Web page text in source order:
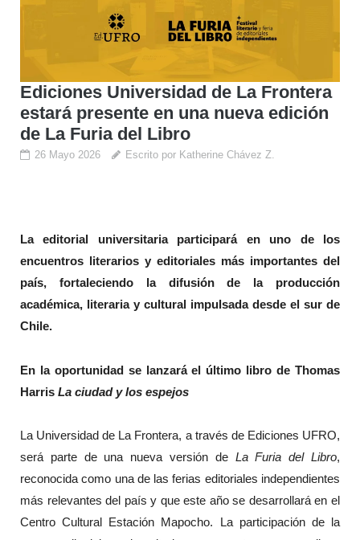
Ediciones Universidad de La Frontera
estará presente en una nueva edición
de La Furia del Libro
26 Mayo 2026 Escrito por Katherine Chávez Z.
La editorial universitaria participará en uno de los
encuentros literarios y editoriales más importantes del
país, fortaleciendo la difusión de la producción
académica, literaria y cultural impulsada desde el sur de
Chile.
En la oportunidad se lanzará el último libro de Thomas
Harris La ciudad y los espejos
La Universidad de La Frontera, a través de Ediciones UFRO,
será parte de una nueva versión de La Furia del Libro,
reconocida como una de las ferias editoriales independientes
más relevantes del país y que este año se desarrollará en el
Centro Cultural Estación Mapocho. La participación de la